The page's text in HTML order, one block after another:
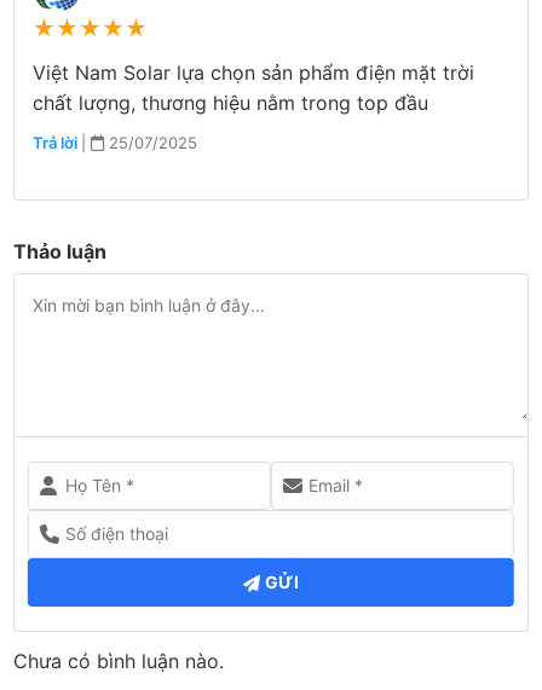
★★★★★
Việt Nam Solar lựa chọn sản phẩm điện mặt trời
chất lượng, thương hiệu nằm trong top đầu
Trả lời | 25/07/2025
Thảo luận
GỬI
Chưa có bình luận nào.